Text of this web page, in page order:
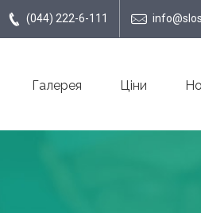
(044) 222-6-111
Галерея Ціни